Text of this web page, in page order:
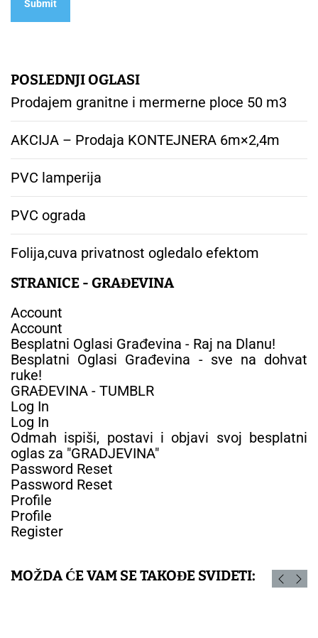
POSLEDNJI OGLASI
Prodajem granitne i mermerne ploce 50 m3
AKCIJA – Prodaja KONTEJNERA 6m×2,4m
PVC lamperija
PVC ograda
Folija,cuva privatnost ogledalo efektom
STRANICE - GRAĐEVINA
Account
Account
Besplatni Oglasi Građevina - Raj na Dlanu!
Besplatni Oglasi Građevina - sve na dohvat
ruke!
GRAĐEVINA - TUMBLR
Log In
Log In
Odmah ispiši, postavi i objavi svoj besplatni
oglas za "GRADJEVINA"
Password Reset
Password Reset
Profile
Profile
Register
MOŽDA ĆE VAM SE TAKOĐE SVIDETI: